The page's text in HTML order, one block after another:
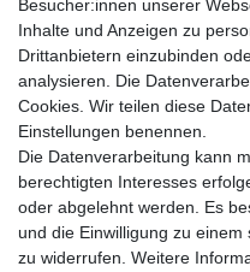
Lieferzeit
14
Besucher:innen unserer
Inhalte und Anzeigen zu
Drittanbietern einzubinden
analysieren. Die
Cookies. Wir teilen diese
Einstellungen benennen.
Die Datenverarbeitung kann
berechtigten Interesses
oder abgelehnt werden. Es
und die Einwilligung zu
zu widerrufen. Weitere